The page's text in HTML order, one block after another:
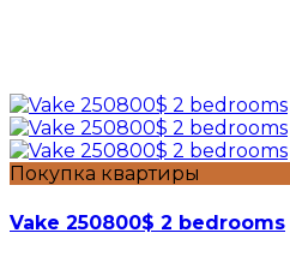
Покупка квартиры
Vake 250800$ 2 bedrooms